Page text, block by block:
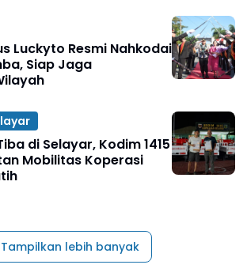
Luckyto Resmi Nahkodai
Siap Jaga
di Selayar, Kodim 1415
Mobilitas Koperasi
Tampilkan lebih banyak